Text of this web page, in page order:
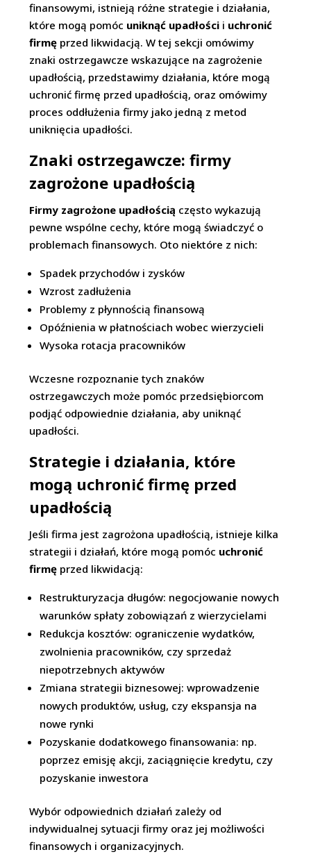
finansowymi, istnieją różne strategie i działania,
które mogą pomóc uniknąć upadłości i uchronić
firmę przed likwidacją. W tej sekcji omówimy
znaki ostrzegawcze wskazujące na zagrożenie
upadłością, przedstawimy działania, które mogą
uchronić firmę przed upadłością, oraz omówimy
proces oddłużenia firmy jako jedną z metod
uniknięcia upadłości.
Znaki ostrzegawcze: firmy
zagrożone upadłością
Firmy zagrożone upadłością często wykazują
pewne wspólne cechy, które mogą świadczyć o
problemach finansowych. Oto niektóre z nich:
Spadek przychodów i zysków
Wzrost zadłużenia
Problemy z płynnością finansową
Opóźnienia w płatnościach wobec wierzycieli
Wysoka rotacja pracowników
Wczesne rozpoznanie tych znaków
ostrzegawczych może pomóc przedsiębiorcom
podjąć odpowiednie działania, aby uniknąć
upadłości.
Strategie i działania, które
mogą uchronić firmę przed
upadłością
Jeśli firma jest zagrożona upadłością, istnieje kilka
strategii i działań, które mogą pomóc uchronić
firmę przed likwidacją:
Restrukturyzacja długów: negocjowanie nowych
warunków spłaty zobowiązań z wierzycielami
Redukcja kosztów: ograniczenie wydatków,
zwolnienia pracowników, czy sprzedaż
niepotrzebnych aktywów
Zmiana strategii biznesowej: wprowadzenie
nowych produktów, usług, czy ekspansja na
nowe rynki
Pozyskanie dodatkowego finansowania: np.
poprzez emisję akcji, zaciągnięcie kredytu, czy
pozyskanie inwestora
Wybór odpowiednich działań zależy od
indywidualnej sytuacji firmy oraz jej możliwości
finansowych i organizacyjnych.